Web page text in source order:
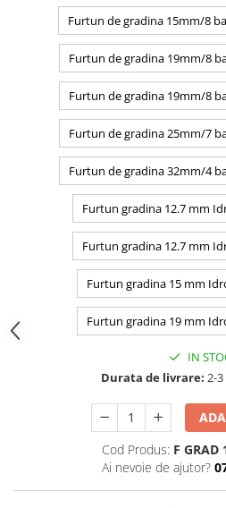
Furtun de gradina 15mm/8
Furtun de gradina 19mm/8
Furtun de gradina 19mm/8
Furtun de gradina 25mm/7
Furtun de gradina 32mm/4
Furtun gradina 12.7 mm
Furtun gradina 12.7 mm
Furtun gradina 15 mm
Furtun gradina 19 mm
IN
Durata de livrare: 2-
Cod Produs: F GRAD
Ai nevoie de ajutor?